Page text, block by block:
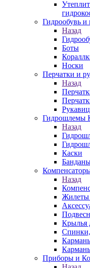
Гидрообувь и
Назад
Боты
Носки
Перчатки и
Назад
Гидрошлемы
Назад
Каски
Назад
Жилеты
Крылья
Спинки,
Приборы и